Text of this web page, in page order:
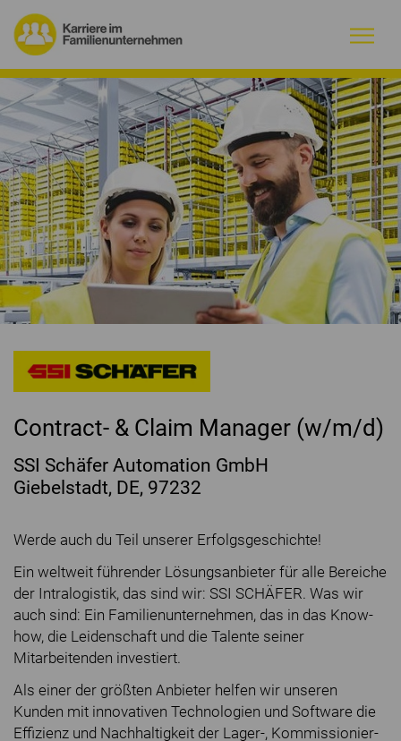
Warum Familienunternehmen?
Firmenprofile
Jobs
Magazin
Initiative
Contract- & Claim Manager (w/m/d)
SSI Schäfer Automation GmbH
Giebelstadt, DE, 97232
Werde auch du Teil unserer Erfolgsgeschichte!
Ein weltweit führender Lösungsanbieter für alle Bereiche
der Intralogistik, das sind wir: SSI SCHÄFER. Was wir
auch sind: Ein Familienunternehmen, das in das Know-
how, die Leidenschaft und die Talente seiner
Mitarbeitenden investiert.
Als einer der größten Anbieter helfen wir unseren
Kunden mit innovativen Technologien und Software die
Effizienz und Nachhaltigkeit der Lager-, Kommissionier-